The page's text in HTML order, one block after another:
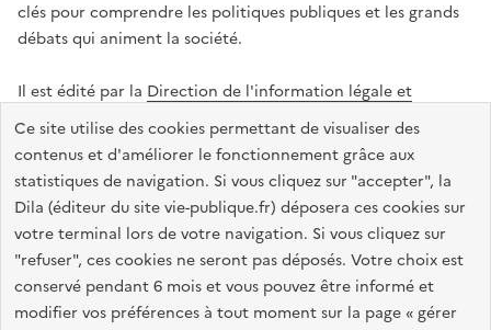
Ce site utilise des cookies permettant de visualiser des
contenus et d'améliorer le fonctionnement grâce aux
statistiques de navigation. Si vous cliquez sur "accepter", la
Dila (éditeur du site vie-publique.fr) déposera ces cookies sur
votre terminal lors de votre navigation. Si vous cliquez sur
"refuser", ces cookies ne seront pas déposés. Votre choix est
conservé pendant 6 mois et vous pouvez être informé et
modifier vos préférences à tout moment sur la page « gérer
clés pour comprendre les politiques publiques et les grands
débats qui animent la société.
Il est édité par la Direction de l'information légale et
administrative
legifrance.gouv.fr info.gouv.fr
data.gouv.fr
service-public.gouv.fr
Accessibilité : totalement conforme Données personnelles